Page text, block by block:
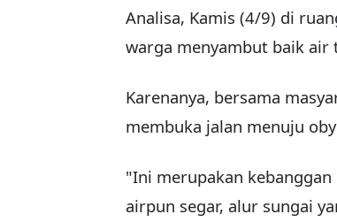
Analisa, Kamis (4/9) di
warga menyambut baik air
Karenanya, bersama
membuka jalan menuju
"Ini merupakan kebanggan
airpun segar, alur sungai